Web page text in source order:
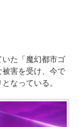
た「魔幻都市ゴ
害を受け、今で
なっている。